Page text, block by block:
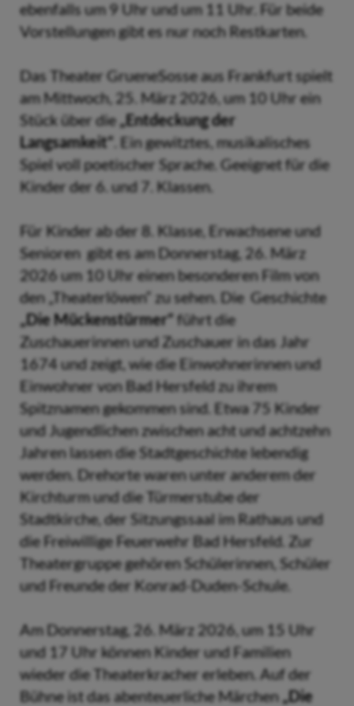
ebenfalls um 9 Uhr und um 11 Uhr. Für beide
Vorstellungen gibt es nur noch Restkarten.
Das Theater GrueneSosse aus Frankfurt spielt
am Mittwoch, 25. März 2026, um 10 Uhr ein
Stück über die „Entdeckung der
Langsamkeit“ . Ein gewitztes, musikalisches
Spiel voll poetischer Sprache. Geeignet für die
Kinder der 6. und 7. Klassen.
Für Kinder ab der 8. Klasse, Erwachsene und
Senioren gibt es am Donnerstag, 26. März
2026 um 10 Uhr einen besonderen Film von
den „Theaterlöwen“ zu sehen. Die Geschichte
„Die Mückenstürmer“führt die
Zuschauerinnen und Zuschauer in das Jahr
1674 und zeigt, wie die Einwohnerinnen und
Einwohner von Bad Hersfeld zu ihrem
Spitznamen gekommen sind. Etwa 75 Kinder
und Jugendlichen zwischen acht und achtzehn
Jahren lassen die Stadtgeschichte lebendig
werden. Drehorte waren unter anderem der
Kirchturm und die Türmerstube der
Stadtkirche, der Sitzungssaal im Rathaus und
die Freiwillige Feuerwehr Bad Hersfeld. Zur
Theatergruppe gehören Schülerinnen, Schüler
und Freunde der Konrad-Duden-Schule.
Am Donnerstag, 26. März 2026, um 15 Uhr
und 17 Uhr können Kinder und Familien
wieder die Theaterkracher erleben. Auf der
Bühne ist das abenteuerliche Märchen „Die